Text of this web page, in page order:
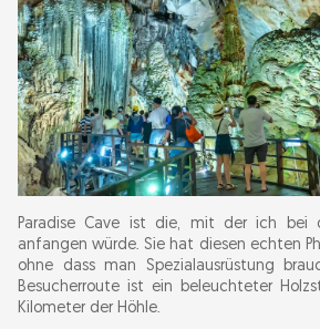
Was du vor der Reise wissen
Mein Fazit
Paradise Cave ist die, mit der ich bei
anfangen würde. Sie hat diesen echten
ohne dass man Spezialausrüstung
Besucherroute ist ein beleuchteter
Kilometer der Höhle.